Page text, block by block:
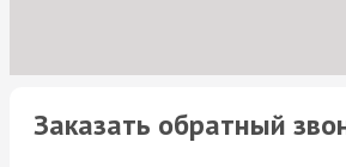
Заказать обратный